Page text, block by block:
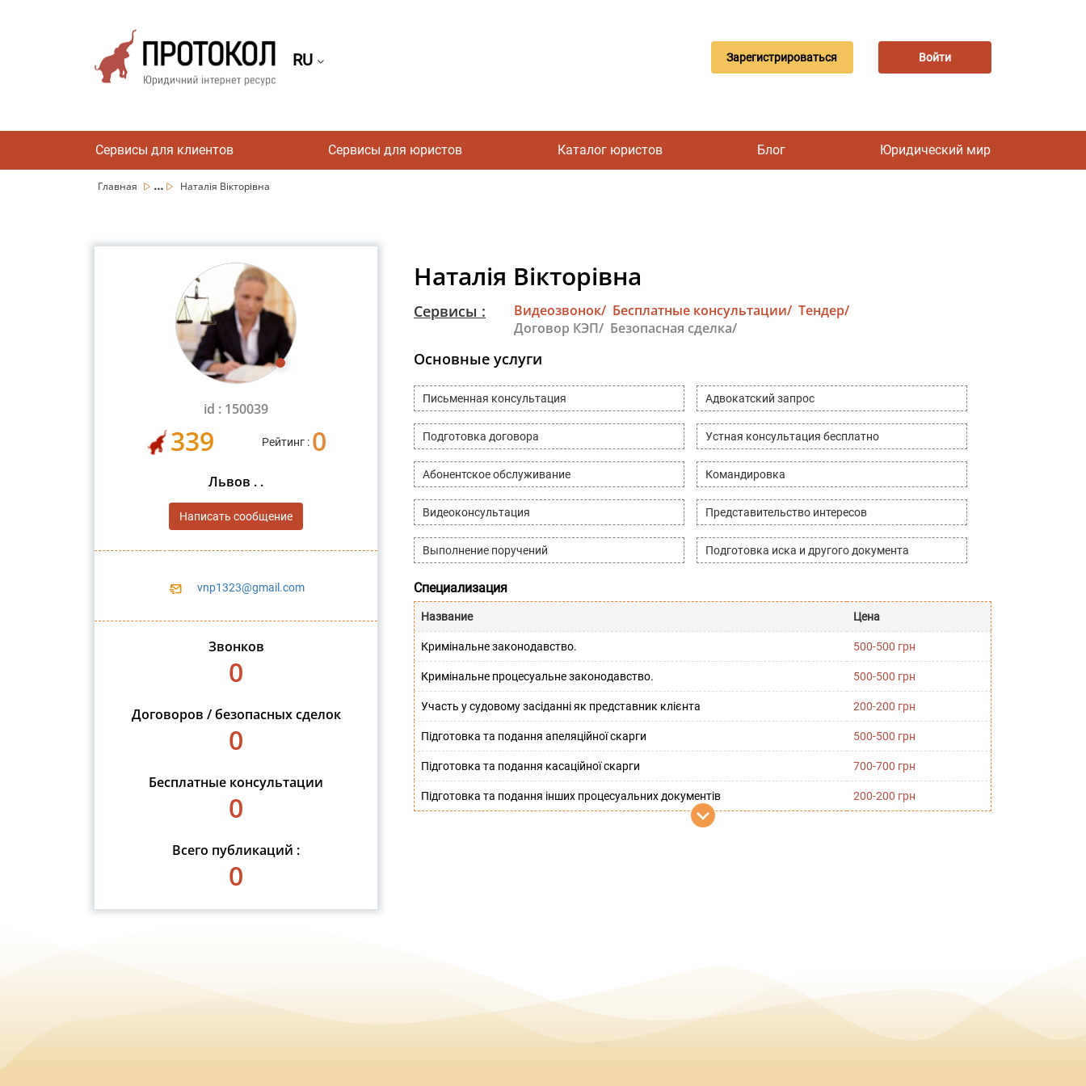
RU Зарегистрироваться Войти
Сервисы для клиентов Сервисы для юристов Каталог юристов Блог Юридический мир
Главная ... Наталія Вікторівна
id : 150039
339 Рейтинг : 0
Львов . .
Написать сообщение
vnp1323@gmail.com
Звонков
0
Договоров / безопасных сделок
0
Бесплатные консультации
0
Всего публикаций :
0
Наталія Вікторівна
Сервисы : Видеозвонок/ Бесплатные консультации/ Тендер/
Договор КЭП/ Безопасная сделка/
Основные услуги
Письменная консультация Адвокатский запрос
Подготовка договора Устная консультация бесплатно
Абонентское обслуживание Командировка
Видеоконсультация Представительство интересов
Выполнение поручений Подготовка иска и другого документа
Специализация
Название Цена
Кримінальне законодавство. 500-500 грн
Кримінальне процесуальне законодавство. 500-500 грн
Участь у судовому засіданні як представник клієнта 200-200 грн
Підготовка та подання апеляційної скарги 500-500 грн
Підготовка та подання касаційної скарги 700-700 грн
Підготовка та подання інших процесуальних документів 200-200 грн